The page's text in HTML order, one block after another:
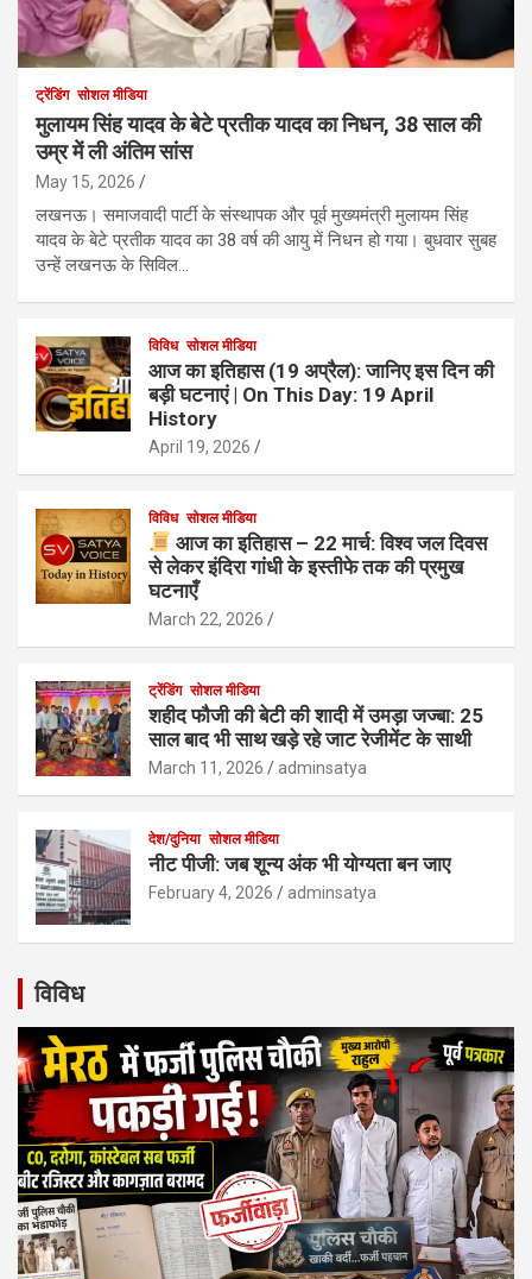
ट्रेंडिंग सोशल मीडिया
मुलायम सिंह यादव के बेटे प्रतीक यादव का निधन, 38 साल की
उम्र में ली अंतिम सांस
May 15, 2026
लखनऊ। समाजवादी पार्टी के संस्थापक और पूर्व मुख्यमंत्री मुलायम सिंह
यादव के बेटे प्रतीक यादव का 38 वर्ष की आयु में निधन हो गया। बुधवार सुबह
उन्हें लखनऊ के सिविल…
विविध सोशल मीडिया
आज का इतिहास (19 अप्रैल): जानिए इस दिन की
बड़ी घटनाएं | On This Day: 19 April
History
April 19, 2026
विविध सोशल मीडिया
आज का इतिहास – 22 मार्च: विश्व जल दिवस
से लेकर इंदिरा गांधी के इस्तीफे तक की प्रमुख
घटनाएँ
March 22, 2026
ट्रेंडिंग सोशल मीडिया
शहीद फौजी की बेटी की शादी में उमड़ा जज्बा: 25
साल बाद भी साथ खड़े रहे जाट रेजीमेंट के साथी
March 11, 2026 adminsatya
देश/दुनिया सोशल मीडिया
नीट पीजी: जब शून्य अंक भी योग्यता बन जाए
February 4, 2026 adminsatya
विविध